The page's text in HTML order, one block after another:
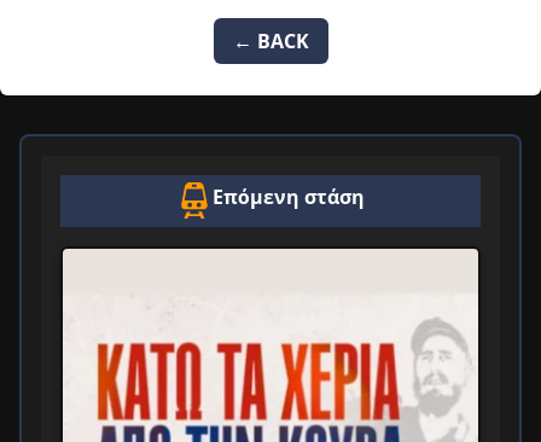
← BACK
Επόμενη στάση